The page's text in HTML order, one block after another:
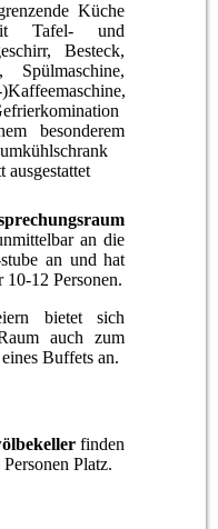
Küche
Tafel- und
Besteck,
Spülmaschine,
besonderem
ausgestattet
an die
an und hat
10-12 Personen.
bietet sich
auch zum
Buffets an.
finden
Platz.